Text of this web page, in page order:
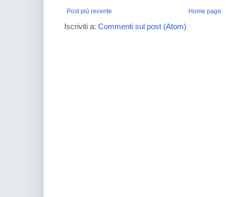
Post più recente Home page
Iscriviti a: Commenti sul post (Atom)